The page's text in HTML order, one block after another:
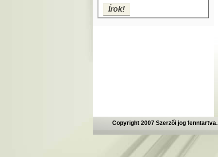
Írok!
Copyright 2007 Szerzői jog fenntartva.